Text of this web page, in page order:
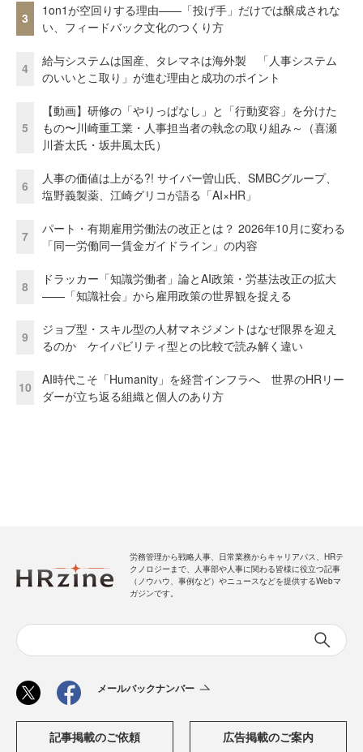
3
1on1が空回りする理由——「投げ手」だけでは醸成されな
い、フィードバック文化のつくり方
4
給与システムは国産、タレマネは海外製 「人事システム
のいいとこ取り」が進む理由と成功のポイント
5
【動画】研修の「やりっぱなし」と「行動変容」を分けた
もの〜川崎重工業・人事担当者の執念の取り組み～（喜瀬
川蒼太氏・坂井風太氏）
6
人事の価値は上がる?! サイバー曽山氏、SMBCグループ、
塩野義製薬、江崎グリコが語る「AI×HR」
7
パート・有期雇用労働法の改正とは？ 2026年10月に変わる
「同一労働同一賃金ガイドライン」の内容
8
ドラッカー「知識労働者」論とAI政策・労基法改正の拡大
——「知識社会」から雇用政策の世界観を捉える
9
ジョブ型・スキル型の人材マネジメントはなぜ限界を迎え
るのか ケイパビリティ型との比較で読み解く違い
10
AI時代こそ「Humanity」を経営インフラへ 世界のHRリー
ダーが立ち返る組織と個人のあり方
労務管理から戦略人事、日常業務からキャリアパス、HRテ
クノロジーまで、人事部や人事に関わる皆様に役立つ記事
（ノウハウ、事例など）やニュースなどを提供するWebマ
ガジンです。
メールバックナンバー
記事掲載のご依頼 広告掲載のご案内